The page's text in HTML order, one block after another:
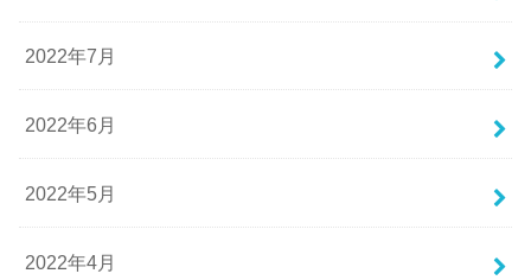
2022年7月
2022年6月
2022年5月
2022年4月